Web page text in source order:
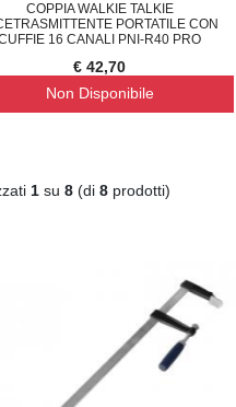
COPPIA WALKIE TALKIE
PORTATILE CON
16 CANALI PNI-R40 PRO
€ 42,70
Non Disponibile
1 su 8 (di 8 prodotti)